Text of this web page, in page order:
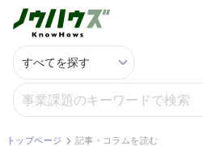
記事・コラムを読む
解決策を募集する
トップページ 記事・コラムを読む